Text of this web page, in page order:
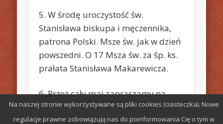
5. W środę uroczystość św.
Stanisława biskupa i męczennika,
patrona Polski. Msze św. jak w dzień
powszedni. O 17 Msza św. za śp. ks.
prałata Stanisława Makarewicza.
6. Przez cały maj zapraszamy na
nabożeństwa majowe o 17.30
Na naszej stronie wykorzystywane są pliki cookies (ciasteczka). Nowe
regulacje prawne zobowiązują nas do poinformowania Cię o tym w